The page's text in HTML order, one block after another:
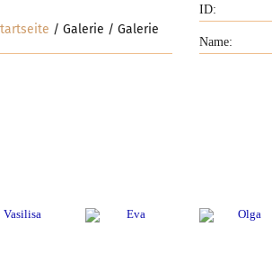
Galerie Galerie